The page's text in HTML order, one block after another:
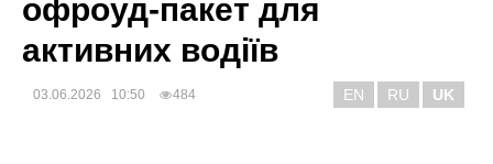
офроуд-пакет для
активних водіїв
03.06.2026 10:50 484 EN RU UK